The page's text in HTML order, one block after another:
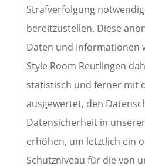
Strafverfolgung
bereitzustellen. Diese
Daten und Informationen
Style Room Reutlingen
statistisch und ferner mit
ausgewertet, den
Datensicherheit in
erhöhen, um letztlich ein
Schutzniveau für die von